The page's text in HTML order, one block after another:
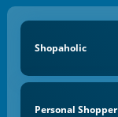
Shopaholic
Personal Shopper